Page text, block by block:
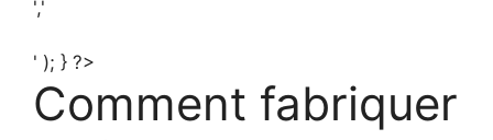
','
' ); } ?>
Comment fabriquer